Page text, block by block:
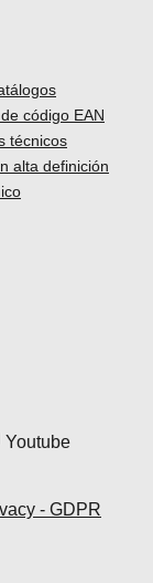
código EAN
técnicos
alta definición
Youtube
- GDPR